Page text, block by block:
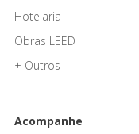
Hotelaria
Obras LEED
+ Outros
Acompanhe